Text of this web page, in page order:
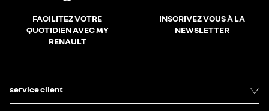
FACILITEZ VOTRE
QUOTIDIEN AVEC MY
RENAULT
INSCRIVEZ VOUS À LA
NEWSLETTER
service client